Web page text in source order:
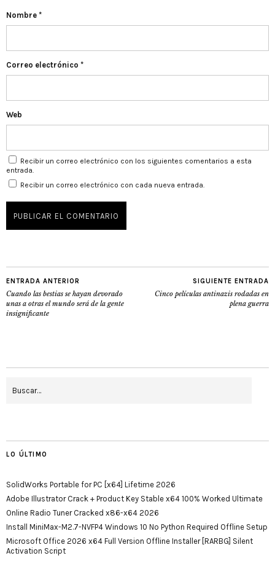
Nombre *
Correo electrónico *
Web
Recibir un correo electrónico con los siguientes comentarios a esta
entrada.
Recibir un correo electrónico con cada nueva entrada.
ENTRADA ANTERIOR
Cuando las bestias se hayan devorado
unas a otras el mundo será de la gente
insignificante
SIGUIENTE ENTRADA
Cinco películas antinazis rodadas en
plena guerra
LO ÚLTIMO
SolidWorks Portable for PC [x64] Lifetime 2026
Adobe Illustrator Crack + Product Key Stable x64 100% Worked Ultimate
Online Radio Tuner Cracked x86-x64 2026
Install MiniMax-M2.7-NVFP4 Windows 10 No Python Required Offline Setup
Microsoft Office 2026 x64 Full Version Offline Installer [RARBG] Silent
Activation Script